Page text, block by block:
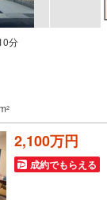
分
2
2,100万円
成約でもらえる